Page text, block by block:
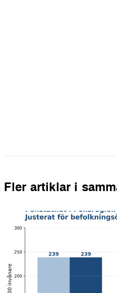
Fler artiklar i